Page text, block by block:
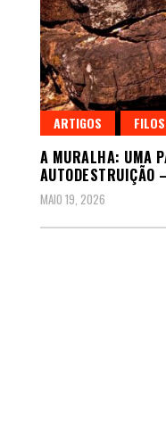
ARTIGOS
A MURALHA: UMA
AUTODESTRUIÇÃO
MAIO 19, 2026